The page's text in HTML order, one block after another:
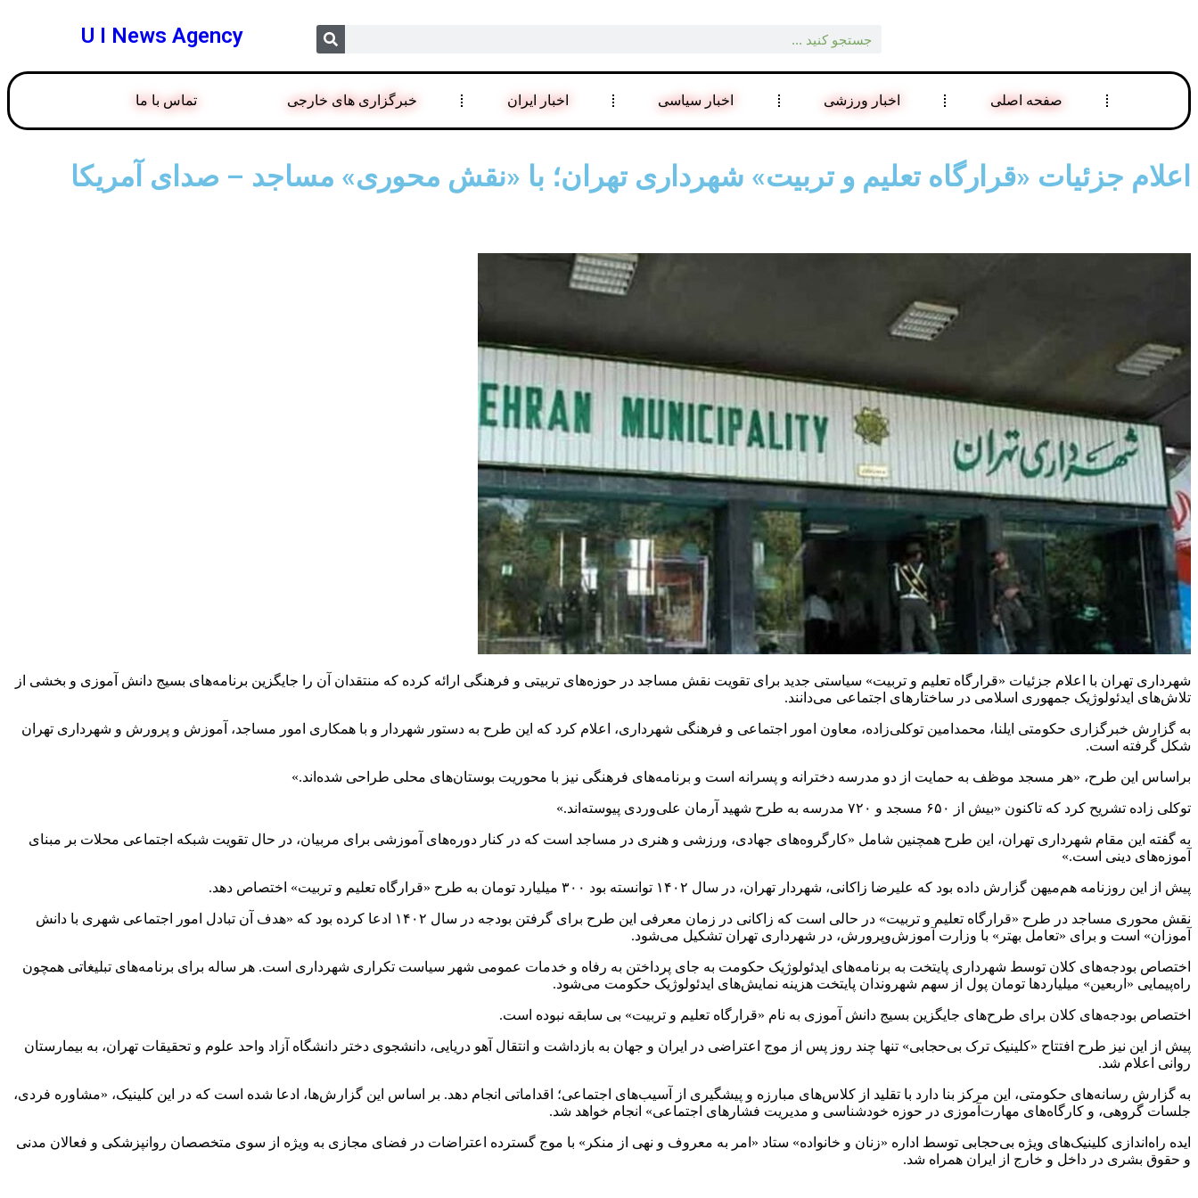
U I News Agency
صفحه اصلی اخبار ورزشی اخبار سیاسی اخبار ایران خبرگزاری های خارجی تماس با ما
اعلام جزئیات «قرارگاه تعلیم و تربیت» شهرداری تهران؛ با «نقش محوری» مساجد – صدای آمریکا
شهرداری تهران با اعلام جزئیات «قرارگاه تعلیم و تربیت» سیاستی جدید برای تقویت نقش مساجد در حوزه‌های تربیتی و فرهنگی ارائه کرده که منتقدان آن را جایگزین برنامه‌های بسیج دانش آموزی و بخشی از
تلاش‌های ایدئولوژیک جمهوری اسلامی در ساختارهای اجتماعی می‌دانند.
به گزارش خبرگزاری حکومتی ایلنا، محمدامین توکلی‌زاده، معاون امور اجتماعی و فرهنگی شهرداری، اعلام کرد که این طرح به دستور شهردار و با همکاری امور مساجد، آموزش و پرورش و شهرداری تهران
شکل گرفته است.
براساس این طرح، «هر مسجد موظف به حمایت از دو مدرسه دخترانه و پسرانه است و برنامه‌های فرهنگی نیز با محوریت بوستان‌های محلی طراحی شده‌اند.»
توکلی زاده تشریح کرد که تاکنون «بیش از ۶۵۰ مسجد و ۷۲۰ مدرسه به طرح شهید آرمان علی‌وردی پیوسته‌اند.»
به گفته این مقام شهرداری تهران، این طرح همچنین شامل «کارگروه‌های جهادی، ورزشی و هنری در مساجد است که در کنار دوره‌های آموزشی برای مربیان، در حال تقویت شبکه اجتماعی محلات بر مبنای
آموزه‌های دینی است.»
پیش از این روزنامه هم‌میهن گزارش داده بود که علیرضا زاکانی، شهردار تهران،‌ در سال ۱۴۰۲ توانسته بود ۳۰۰ میلیارد تومان به طرح «قرارگاه تعلیم و تربیت» اختصاص دهد.
نقش محوری مساجد در طرح «قرارگاه تعلیم و تربیت» در حالی است که زاکانی در زمان معرفی این طرح برای گرفتن بودجه در سال ۱۴۰۲ ادعا کرده بود که «هدف آن تبادل امور اجتماعی شهری با دانش
آموزان» است و برای «تعامل بهتر» با وزارت آموزش‌وپرورش، در شهرداری تهران تشکیل می‌شود.
اختصاص بودجه‌های کلان توسط شهرداری پایتخت به برنامه‌های ایدئولوژیک حکومت به جای پرداختن به رفاه و خدمات عمومی شهر سیاست تکراری شهرداری است. هر ساله برای برنامه‌های تبلیغاتی همچون
راه‌پیمایی «اربعین» میلیاردها تومان پول از سهم شهروندان پایتخت هزینه نمایش‌های ایدئولوژیک حکومت می‌شود.
اختصاص بودجه‌های کلان برای طرح‌های جایگزین بسیج دانش آموزی به نام «قرارگاه تعلیم و تربیت» بی سابقه نبوده است.
پیش از این نیز طرح افتتاح «کلینیک ترک بی‌حجابی» تنها چند روز پس از موج اعتراضی در ایران و جهان به بازداشت و انتقال آهو دریایی، دانشجوی دختر دانشگاه آزاد واحد علوم و تحقیقات تهران، به بیمارستان
روانی اعلام شد.
به گزارش رسانه‌های حکومتی، این مرکز بنا دارد با تقلید از کلاس‌های مبارزه و پیشگیری از آسیب‌های اجتماعی؛ اقداماتی انجام دهد. بر اساس این گزارش‌ها، ادعا شده است که در این کلینیک، «مشاوره فردی،
جلسات گروهی، و کارگاه‌های مهارت‌آموزی در حوزه خودشناسی و مدیریت فشارهای اجتماعی» انجام خواهد شد.
ایده راه‌اندازی کلینیک‌های ویژه بی‌حجابی توسط اداره «زنان و خانواده» ستاد «امر به معروف و نهی از منکر» با موج گسترده اعتراضات در فضای مجازی به ویژه از سوی متخصصان روانپزشکی و فعالان مدنی
و حقوق بشری در داخل و خارج از ایران همراه شد.